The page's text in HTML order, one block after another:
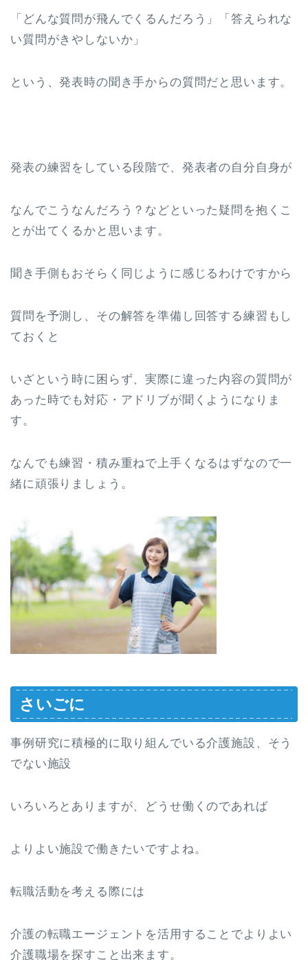
「どんな質問が飛んでくるんだろう」「答えられな
い質問がきやしないか」
という、発表時の聞き手からの質問だと思います。
発表の練習をしている段階で、発表者の自分自身が
なんでこうなんだろう？などといった疑問を抱くこ
とが出てくるかと思います。
聞き手側もおそらく同じように感じるわけですから
質問を予測し、その解答を準備し回答する練習もし
ておくと
いざという時に困らず、実際に違った内容の質問が
あった時でも対応・アドリブが聞くようになりま
す。
なんでも練習・積み重ねで上手くなるはずなので一
緒に頑張りましょう。
さいごに
事例研究に積極的に取り組んでいる介護施設、そう
でない施設
いろいろとありますが、どうせ働くのであれば
よりよい施設で働きたいですよね。
転職活動を考える際には
介護の転職エージェントを活用することでよりよい
介護職場を探すこと出来ます。